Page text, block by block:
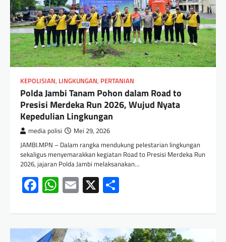
KEPOLISIAN, LINGKUNGAN, PERTANIAN
Polda Jambi Tanam Pohon dalam Road to
Presisi Merdeka Run 2026, Wujud Nyata
Kepedulian Lingkungan
media polisi Mei 29, 2026
JAMBI.MPN – Dalam rangka mendukung pelestarian lingkungan
sekaligus menyemarakkan kegiatan Road to Presisi Merdeka Run
2026, jajaran Polda Jambi melaksanakan…
Facebook
WhatsApp
Email
X